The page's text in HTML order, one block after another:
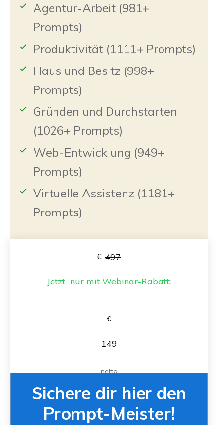
Agentur-Arbeit (981+
Prompts)
Produktivität (1111+ Prompts)
Haus und Besitz (998+
Prompts)
Gründen und Durchstarten
(1026+ Prompts)
Web-Entwicklung (949+
Prompts)
Virtuelle Assistenz (1181+
Prompts)
€ 497
Jetzt nur mit Webinar-Rabatt:
€
149
netto
Sichere dir hier den
Prompt-Meister!